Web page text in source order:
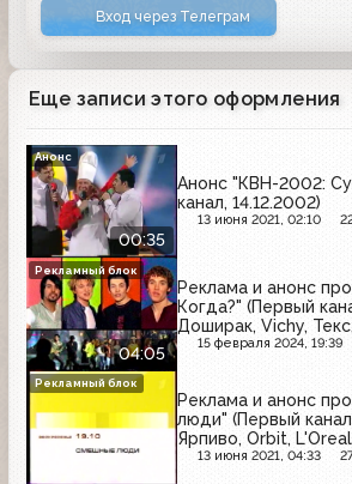
Вход через Телеграм
Еще записи этого оформления
00:35
Анонс "КВН-2002:
канал, 14.12.2002)
13 июня 2021, 02:10
Анонс
04:05
Реклама и анонс
Когда?" (Первый
Доширак, Vichy,
звёзд, Chappi,
15 февраля 2024, 19:39
Рекламный блок
Реклама и анонс
люди" (Первый
Ярпиво, Orbit,
Gallina Blanca,
13 июня 2021, 04:33
Рекламный блок